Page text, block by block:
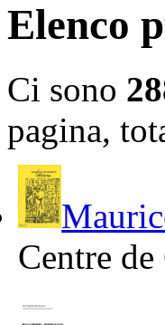
Elenco
Ci sono
pagina,
Centre